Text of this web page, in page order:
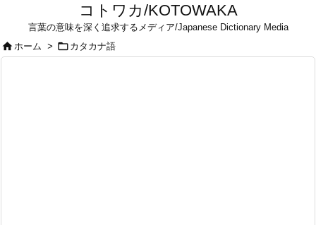
コトワカ/KOTOWAKA
言葉の意味を深く追求するメディア/Japanese Dictionary Media
ホーム >  カタカナ語